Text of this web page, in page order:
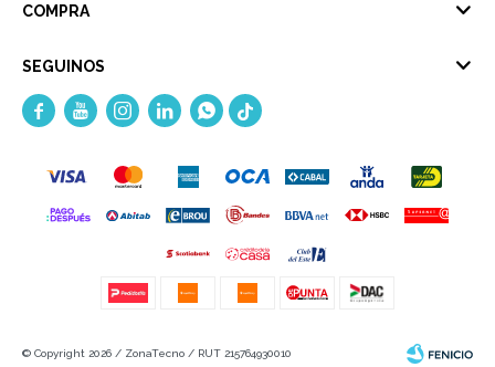
COMPRA
SEGUINOS
    
© Copyright 2026 / ZonaTecno / RUT 215764930010